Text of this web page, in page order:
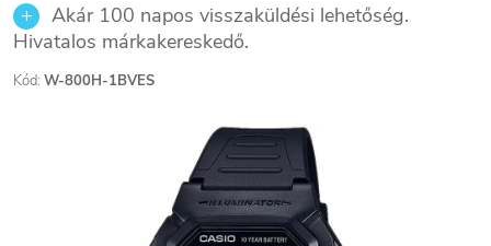
Akár 100 napos visszaküldési lehetőség.
Hivatalos márkakereskedő.
Kód: W-800H-1BVES